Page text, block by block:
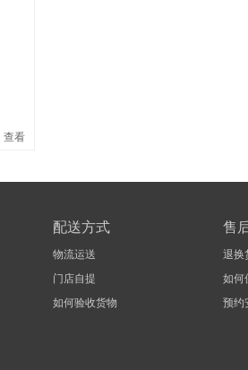
查看
配送方式
物流运送
门店自提
如何验收货物
售
退换
如何
预约